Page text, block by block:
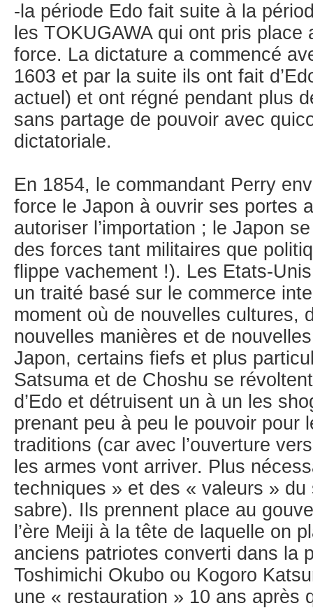
-la période Edo fait suite à la
les TOKUGAWA qui ont pris
force. La dictature a commencé
1603 et par la suite ils ont fait
actuel) et ont régné pendant plus
sans partage de pouvoir avec
dictatoriale.
En 1854, le commandant Perry
force le Japon à ouvrir ses portes
autoriser l’importation ; le Japon
des forces tant militaires que
flippe vachement !). Les Etats-
un traité basé sur le commerce
moment où de nouvelles cultures,
nouvelles manières et de
Japon, certains fiefs et plus
Satsuma et de Choshu se
d’Edo et détruisent un à un les
prenant peu à peu le pouvoir pour
traditions (car avec l’ouverture
les armes vont arriver. Plus
techniques » et des « valeurs »
sabre). Ils prennent place au
l’ère Meiji à la tête de laquelle on
anciens patriotes converti dans la
Toshimichi Okubo ou Kogoro
une « restauration » 10 ans après